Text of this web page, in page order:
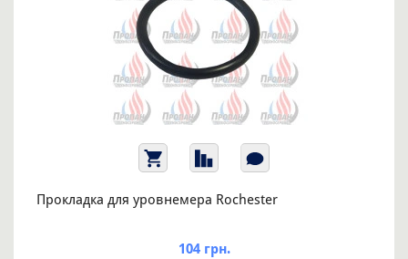
Прокладка для уровнемера Rochester
104 грн.